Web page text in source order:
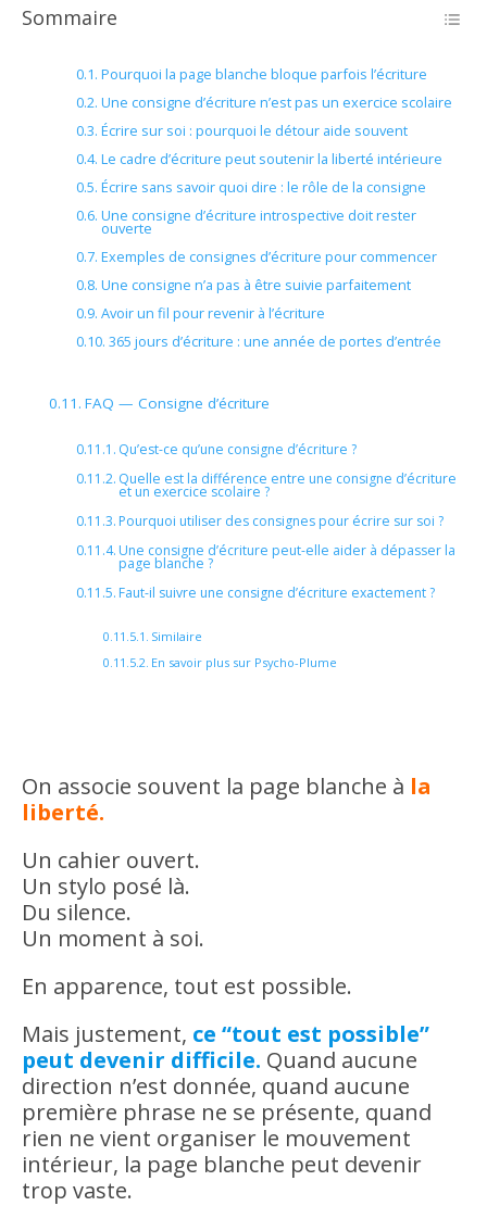
Sommaire
Pourquoi la page blanche bloque parfois l’écriture
Une consigne d’écriture n’est pas un exercice scolaire
Écrire sur soi : pourquoi le détour aide souvent
Le cadre d’écriture peut soutenir la liberté intérieure
Écrire sans savoir quoi dire : le rôle de la consigne
Une consigne d’écriture introspective doit rester
ouverte
Exemples de consignes d’écriture pour commencer
Une consigne n’a pas à être suivie parfaitement
Avoir un fil pour revenir à l’écriture
365 jours d’écriture : une année de portes d’entrée
FAQ — Consigne d’écriture
Qu’est-ce qu’une consigne d’écriture ?
Quelle est la différence entre une consigne d’écriture
et un exercice scolaire ?
Pourquoi utiliser des consignes pour écrire sur soi ?
Une consigne d’écriture peut-elle aider à dépasser la
page blanche ?
Faut-il suivre une consigne d’écriture exactement ?
Similaire
En savoir plus sur Psycho-Plume
On associe souvent la page blanche à la
liberté.
Un cahier ouvert.
Un stylo posé là.
Du silence.
Un moment à soi.
En apparence, tout est possible.
Mais justement, ce “tout est possible”
peut devenir difficile. Quand aucune
direction n’est donnée, quand aucune
première phrase ne se présente, quand
rien ne vient organiser le mouvement
intérieur, la page blanche peut devenir
trop vaste.